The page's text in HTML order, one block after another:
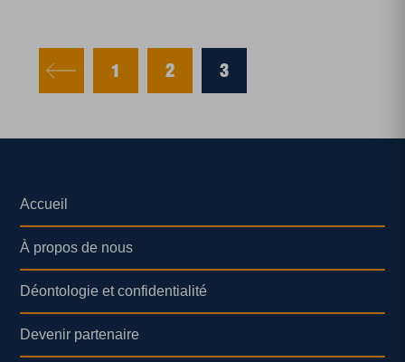
1 2 3
Accueil
À propos de nous
Déontologie et confidentialité
Devenir partenaire